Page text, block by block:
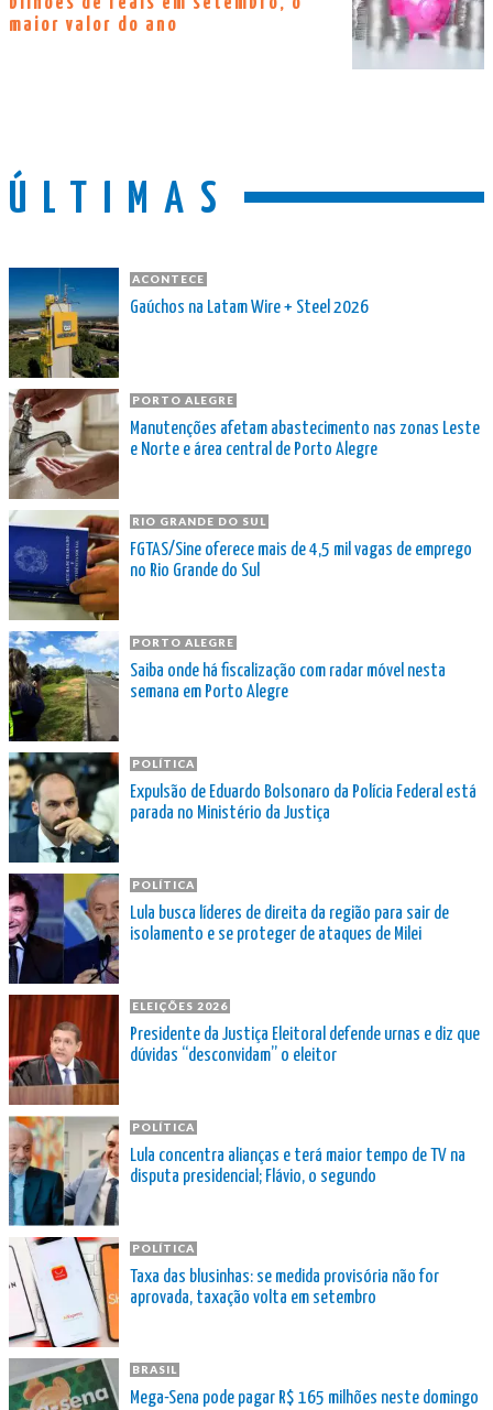
maior valor do ano
ÚLTIMAS
ACONTECE
Gaúchos na Latam Wire + Steel 2026
PORTO ALEGRE
Manutenções afetam abastecimento nas zonas Leste
e Norte e área central de Porto Alegre
RIO GRANDE DO SUL
FGTAS/Sine oferece mais de 4,5 mil vagas de emprego
no Rio Grande do Sul
PORTO ALEGRE
Saiba onde há fiscalização com radar móvel nesta
semana em Porto Alegre
POLÍTICA
Expulsão de Eduardo Bolsonaro da Polícia Federal está
parada no Ministério da Justiça
POLÍTICA
Lula busca líderes de direita da região para sair de
isolamento e se proteger de ataques de Milei
ELEIÇÕES 2026
Presidente da Justiça Eleitoral defende urnas e diz que
dúvidas “desconvidam” o eleitor
POLÍTICA
Lula concentra alianças e terá maior tempo de TV na
disputa presidencial; Flávio, o segundo
POLÍTICA
Taxa das blusinhas: se medida provisória não for
aprovada, taxação volta em setembro
BRASIL
Mega-Sena pode pagar R$ 165 milhões neste domingo